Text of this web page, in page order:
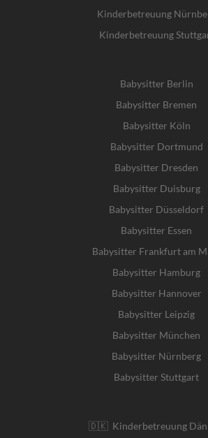
Kinderbetreuung
Kinderbetreuung
Babysitter Berlin
Babysitter Bremen
Babysitter Köln
Babysitter Dortmund
Babysitter Dresden
Babysitter Duisburg
Babysitter Düsseldorf
Babysitter Essen
Babysitter Frankfurt am
Babysitter Hamburg
Babysitter Hannover
Babysitter Leipzig
Babysitter München
Babysitter Nürnberg
Babysitter Stuttgart
🇩🇰 Kinderbetreuung